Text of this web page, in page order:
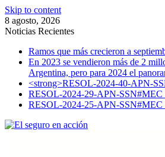
Skip to content
8 agosto, 2026
Noticias Recientes
Ramos que más crecieron a
En 2023 se vendieron más de 2
Argentina, pero para 2024 el
<strong>RESOL-2024-40-APN-
RESOL-2024-29-APN-SSN#MEC
RESOL-2024-25-APN-SSN#MEC